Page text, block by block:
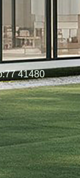
41480